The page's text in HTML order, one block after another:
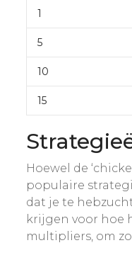
1
5
10
15
Hoewel de
populaire
dat je te
krijgen voor hoe
multipliers, om